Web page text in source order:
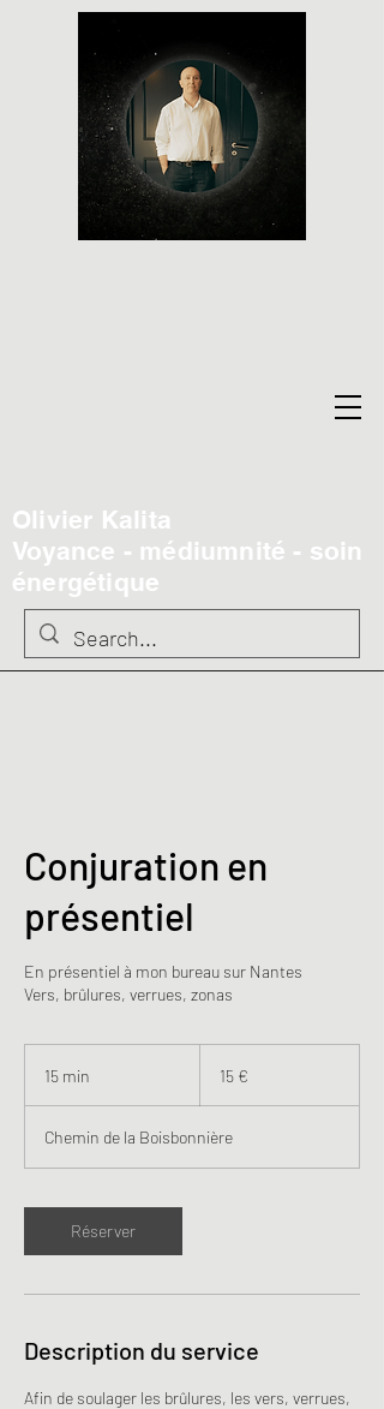
Olivier Kalita
Voyance - médiumnité - soin
énergétique
Conjuration en
présentiel
En présentiel à mon bureau sur Nantes
Vers, brûlures, verrues, zonas
15 min
i
n
15 €
Chemin de la Boisbonnière
Réserver
Description du service
Afin de soulager les brûlures, les vers, verrues,